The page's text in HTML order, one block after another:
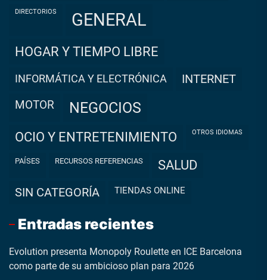
DIRECTORIOS GENERAL
HOGAR Y TIEMPO LIBRE
INFORMÁTICA Y ELECTRÓNICA INTERNET
MOTOR NEGOCIOS
OCIO Y ENTRETENIMIENTO OTROS IDIOMAS
PAÍSES RECURSOS REFERENCIAS SALUD
SIN CATEGORÍA TIENDAS ONLINE
Entradas recientes
Evolution presenta Monopoly Roulette en ICE Barcelona
como parte de su ambicioso plan para 2026